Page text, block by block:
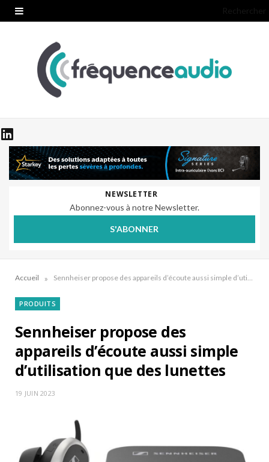
NEWSLETTER
Abonnez-vous à notre Newsletter.
S'ABONNER
Accueil » Sennheiser propose des appareils d’écoute aussi simple d’utilisation que des lunettes
PRODUITS
Sennheiser propose des
appareils d’écoute aussi simple
d’utilisation que des lunettes
19 JUIN 2023